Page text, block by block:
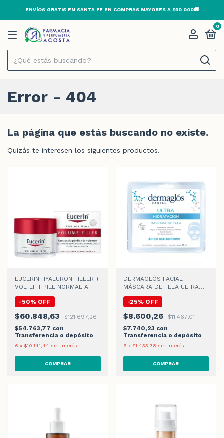
ENVÍOS GRATIS EN SANTA FE EN COMPRAS MAYORES A $60.000🚚
0
Error - 404
La página que estás buscando no existe.
Quizás te interesen los siguientes productos.
EUCERIN HYALURON FILLER +
VOL-LIFT PIEL NORMAL A
-50% OFF
$60.848,63
$121.697,26
$54.763,77 con
Transferencia o depósito
6 x $10.141,44 sin interés
DERMAGLÓS FACIAL
MÁSCARA DE TELA ULTRA
-25% OFF
$8.600,26
$11.467,01
$7.740,23 con
Transferencia o depósito
6 x $1.433,38 sin interés